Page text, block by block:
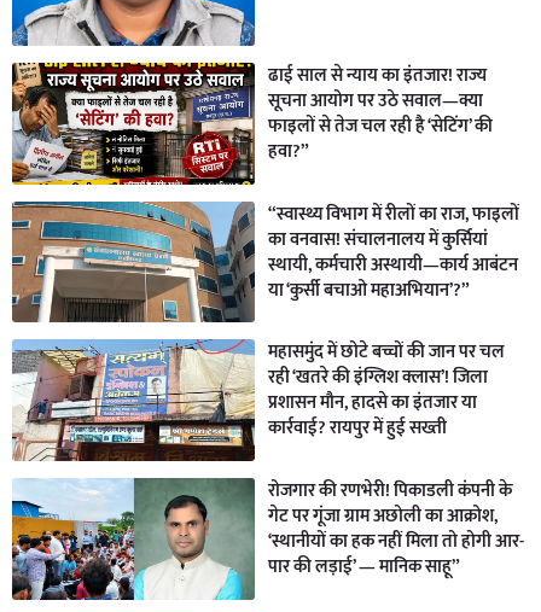
ढाई साल से न्याय का इंतजार! राज्य
सूचना आयोग पर उठे सवाल—क्या
फाइलों से तेज चल रही है ‘सेटिंग’ की
हवा?”
“स्वास्थ्य विभाग में रीलों का राज, फाइलों
का वनवास! संचालनालय में कुर्सियां
स्थायी, कर्मचारी अस्थायी—कार्य आबंटन
या ‘कुर्सी बचाओ महाअभियान’?”
महासमुंद में छोटे बच्चों की जान पर चल
रही ‘खतरे की इंग्लिश क्लास’! जिला
प्रशासन मौन, हादसे का इंतजार या
कार्रवाई? रायपुर में हुई सख्ती
रोजगार की रणभेरी! पिकाडली कंपनी के
गेट पर गूंजा ग्राम अछोली का आक्रोश,
‘स्थानीयों का हक नहीं मिला तो होगी आर-
पार की लड़ाई’ — मानिक साहू”